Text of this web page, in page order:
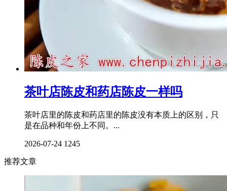
茶叶店陈皮和药店陈皮一样吗
茶叶店里的陈皮和药店里的陈皮没有本质上的区别，只
是在品种和年份上不同。...
2026-07-24 1245
推荐文章